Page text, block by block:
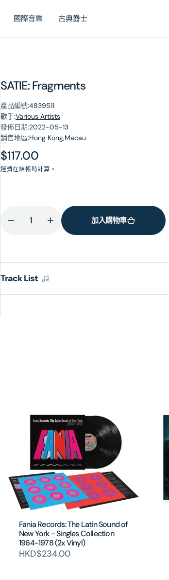
國際音樂 古典爵士
SATIE: Fragments
產品編號:4839511
歌手:Various Artists
發佈日期:2022-05-13
銷售地區:Hong Kong,Macau
原
價
$117.00
運費在結帳時計算。
Fragments
的
增
Fragments
加入購物車
Track List
Fania Records: The Latin Sound of
New York - Singles Collection
1964-1978 (2x Vinyl)
HKD$234.00